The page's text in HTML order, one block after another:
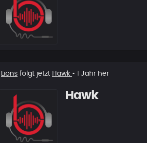
Neuer
Lions folgt jetzt Hawk • 1 Jahr her
Hawk